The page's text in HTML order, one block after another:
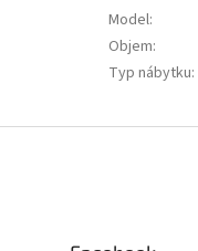
Model:
Objem:
Typ nábytku: